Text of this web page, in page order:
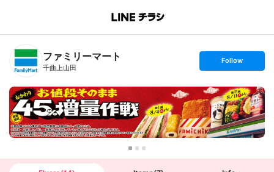
B
n
T
ファミリーマート
千曲上山田
s
t
o
l
l
o
w
Follow